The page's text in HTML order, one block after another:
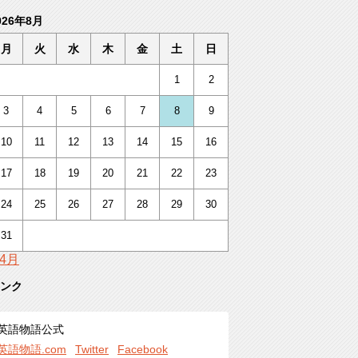
年8月
月 火 水 木 金 土 日
1 2
3 4 5 6 7 8 9
10 11 12 13 14 15 16
17 18 19 20 21 22 23
24 25 26 27 28 29 30
31
月
ク
語物語公式
語物語.com
Twitter Facebook